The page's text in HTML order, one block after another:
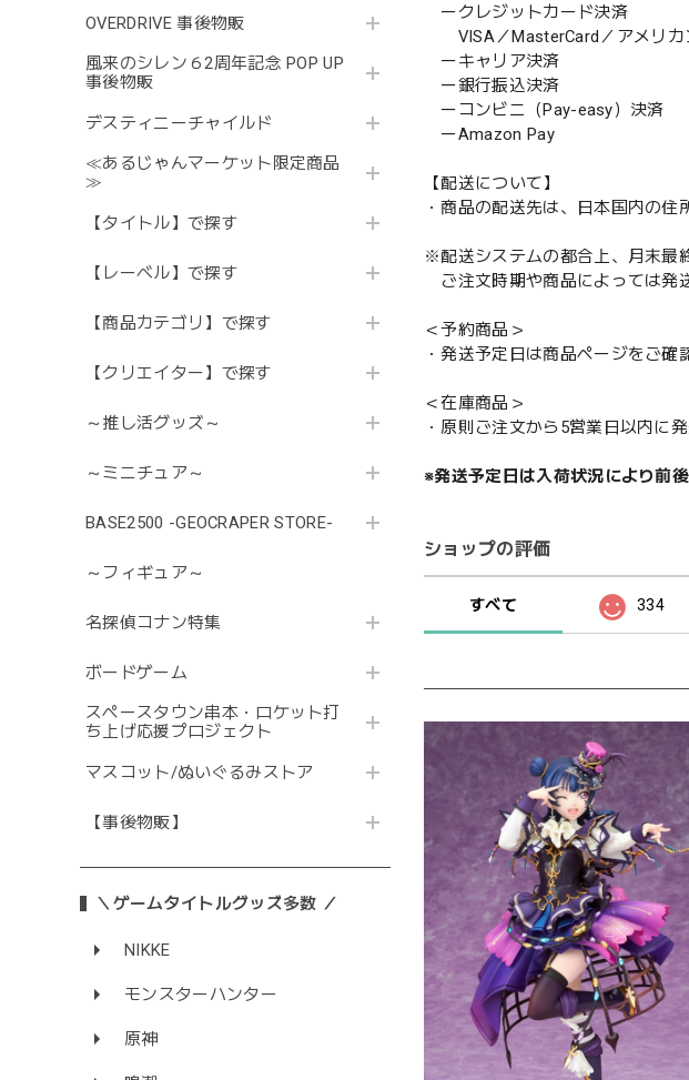
OVERDRIVE 事後物販
風来のシレン６2周年記念 POP UP
事後物販
デスティニーチャイルド
≪あるじゃんマーケット限定商品
≫
【タイトル】で探す
【レーベル】で探す
【商品カテゴリ】で探す
【クリエイター】で探す
～推し活グッズ～
～ミニチュア～
BASE2500 -GEOCRAPER STORE-
～フィギュア～
名探偵コナン特集
ボードゲーム
スペースタウン串本・ロケット打
ち上げ応援プロジェクト
マスコット/ぬいぐるみストア
【事後物販】
＼ゲームタイトルグッズ多数 ／
NIKKE
モンスターハンター
原神
ークレジットカード決済
VISA／MasterCard／アメリカ
ーキャリア決済
ー銀行振込決済
ーコンビニ（Pay-easy）決済
ーAmazon Pay
【配送について】
・商品の配送先は、日本国内の住
※配送システムの都合上、月末最
ご注文時期や商品によっては発
＜予約商品＞
・発送予定日は商品ページをご確
＜在庫商品＞
・原則ご注文から5営業日以内に
※発送予定日は入荷状況により前
ショップの評価
すべて 334